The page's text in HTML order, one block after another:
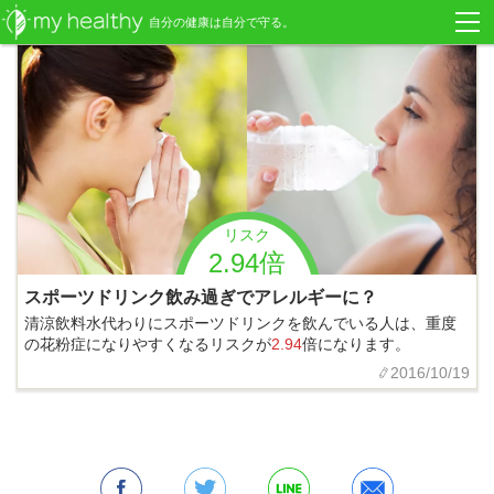
リスク
2.94倍
スポーツドリンク飲み過ぎでアレルギーに？
清涼飲料水代わりにスポーツドリンクを飲んでいる人は、重度
の花粉症になりやすくなるリスクが2.94倍になります。
2016/10/19
自分の健康は自分で守る。